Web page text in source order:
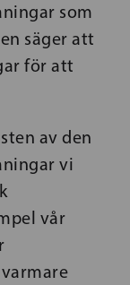
som
säger att
för att
av den
vi
vår